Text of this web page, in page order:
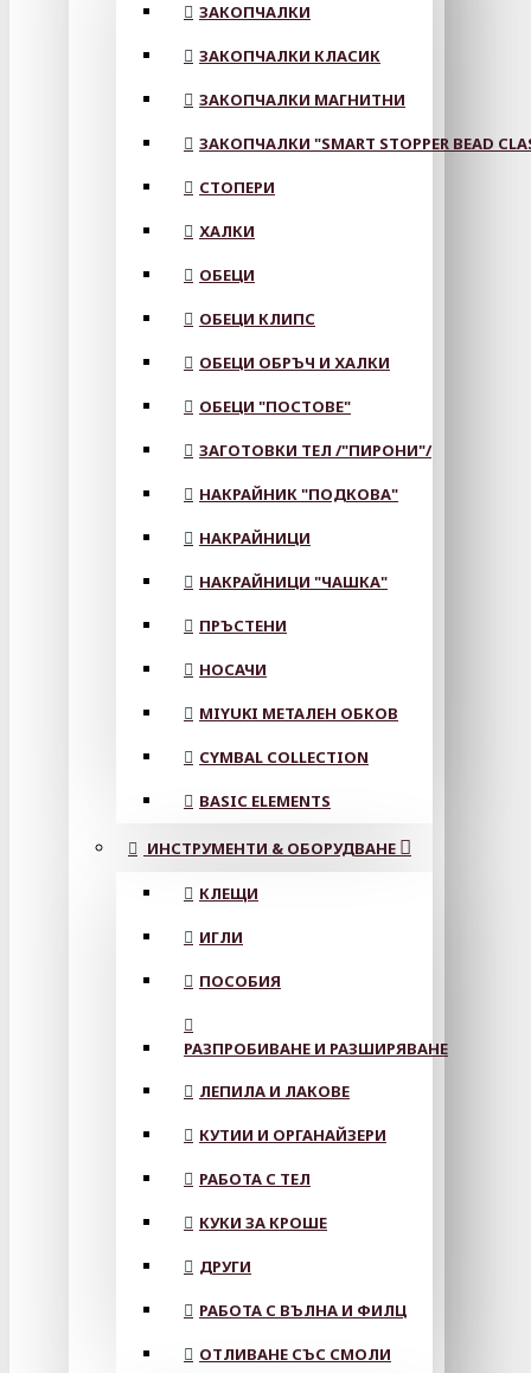
ЗАКОПЧАЛКИ
ЗАКОПЧАЛКИ КЛАСИК
ЗАКОПЧАЛКИ МАГНИТНИ
ЗАКОПЧАЛКИ "SMART STOPPER BEAD
СТОПЕРИ
ХАЛКИ
ОБЕЦИ
ОБЕЦИ КЛИПС
ОБЕЦИ ОБРЪЧ И ХАЛКИ
ОБЕЦИ "ПОСТОВЕ"
ЗАГОТОВКИ ТЕЛ /"ПИРОНИ"/
НАКРАЙНИК "ПОДКОВА"
НАКРАЙНИЦИ
НАКРАЙНИЦИ "ЧАШКА"
ПРЪСТЕНИ
НОСАЧИ
MIYUKI МЕТАЛЕН ОБКОВ
CYMBAL COLLECTION
BASIC ELEMENTS
ИНСТРУМЕНТИ & ОБОРУДВАНЕ
КЛЕЩИ
ИГЛИ
ПОСОБИЯ
РАЗПРОБИВАНЕ И РАЗШИРЯВАНЕ
ЛЕПИЛА И ЛАКОВЕ
КУТИИ И ОРГАНАЙЗЕРИ
РАБОТА С ТЕЛ
КУКИ ЗА КРОШЕ
ДРУГИ
РАБОТА С ВЪЛНА И ФИЛЦ
ОТЛИВАНЕ СЪС СМОЛИ